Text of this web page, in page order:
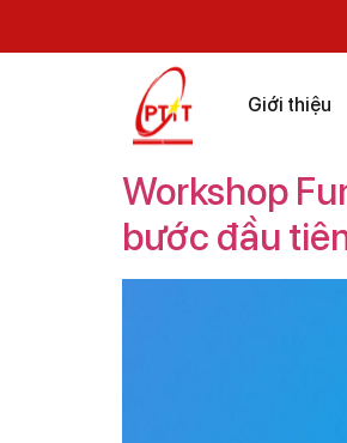
Giới thiệu
Workshop
bước đầu